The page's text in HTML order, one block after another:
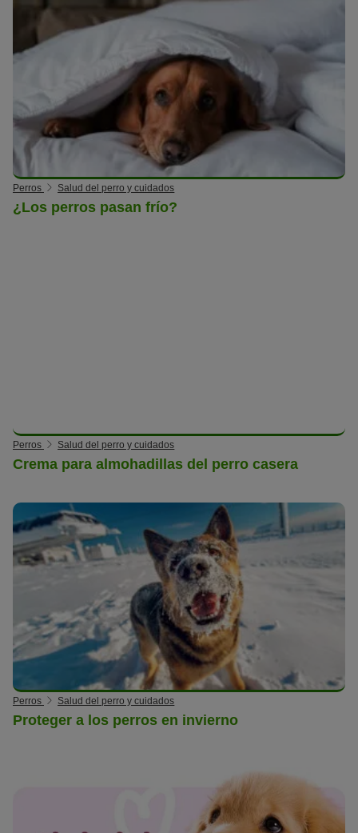
Perros Salud del perro y cuidados
¿Los perros pasan frío?
Perros Salud del perro y cuidados
Crema para almohadillas del perro casera
Perros Salud del perro y cuidados
Proteger a los perros en invierno